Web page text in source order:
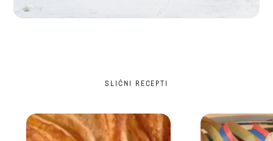
SLIČNI RECEPTI